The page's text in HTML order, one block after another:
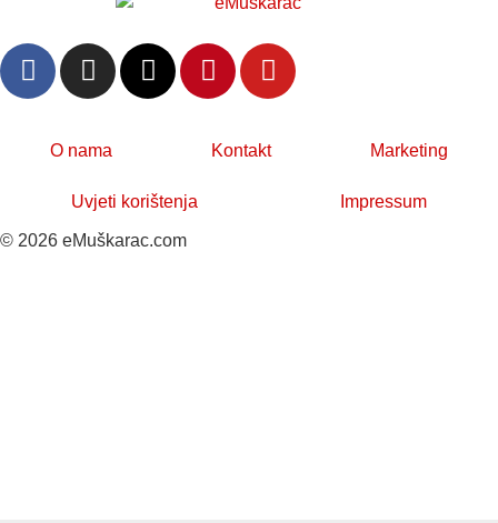
O nama Kontakt Marketing
Uvjeti korištenja Impressum
© 2026 eMuškarac.com